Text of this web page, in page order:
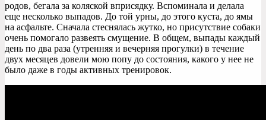
родов, бегала за коляской вприсядку. Вспоминала и делала
еще несколько выпадов. До той урны, до этого куста, до ямы
на асфальте. Сначала стеснялась жутко, но присутствие собаки
очень помогало развеять смущение. В общем, выпады каждый
день по два раза (утренняя и вечерняя прогулки) в течение
двух месяцев довели мою попу до состояния, какого у нее не
было даже в годы активных тренировок.